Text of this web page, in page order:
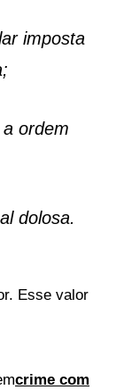
imposta
ordem
dolosa.
Esse valor
crime com